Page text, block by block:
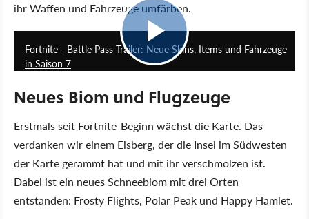
ihr Waffen und Fahrzeuge umfärben.
Fortnite - Battle Pass-Trailer: Neue Skins, Items und Fahrzeuge
in Saison 7
Neues Biom und Flugzeuge
Erstmals seit Fortnite-Beginn wächst die Karte. Das
verdanken wir einem Eisberg, der die Insel im Südwesten
der Karte gerammt hat und mit ihr verschmolzen ist.
Dabei ist ein neues Schneebiom mit drei Orten
entstanden: Frosty Flights, Polar Peak und Happy Hamlet.